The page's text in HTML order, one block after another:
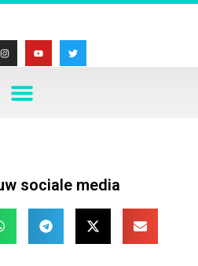
sociale media